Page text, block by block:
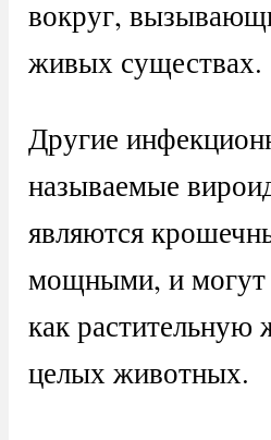
вокруг,
живых существах.
Другие
называемые
являются
мощными, и могут
как растительную
целых животных.